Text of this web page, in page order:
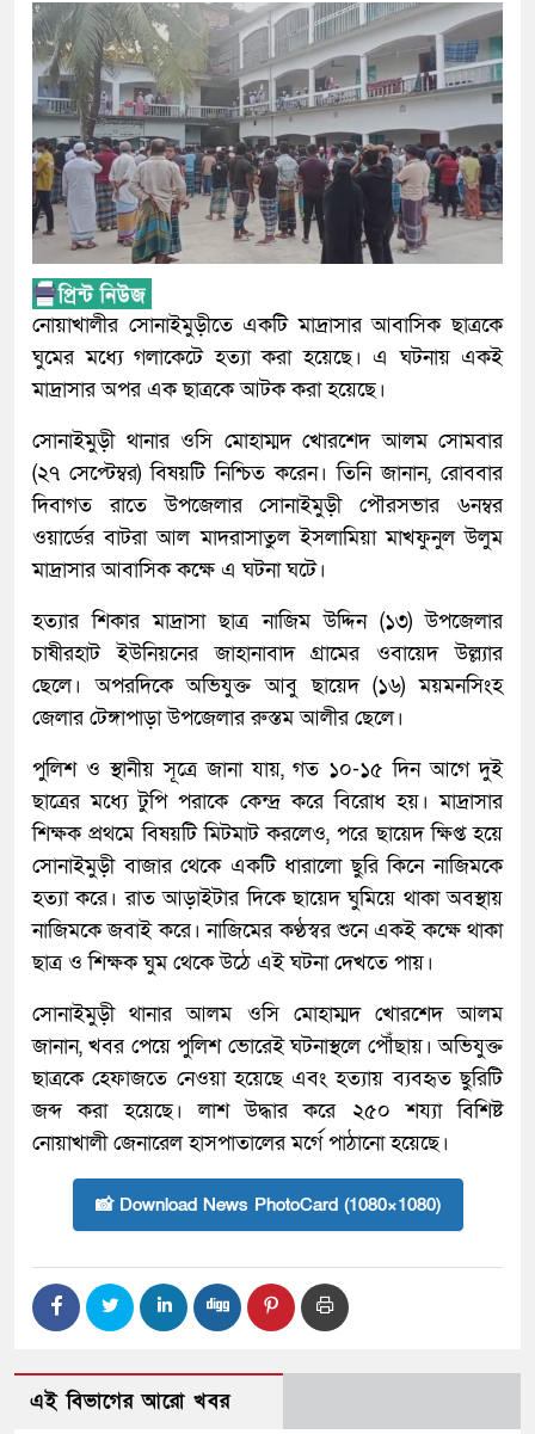
নোয়াখালীর সোনাইমুড়ীতে একটি মাদ্রাসার আবাসিক ছাত্রকে
ঘুমের মধ্যে গলাকেটে হত্যা করা হয়েছে। এ ঘটনায় একই
মাদ্রাসার অপর এক ছাত্রকে আটক করা হয়েছে।
সোনাইমুড়ী থানার ওসি মোহাম্মদ খোরশেদ আলম সোমবার
(২৭ সেপ্টেম্বর) বিষয়টি নিশ্চিত করেন। তিনি জানান, রোববার
দিবাগত রাতে উপজেলার সোনাইমুড়ী পৌরসভার ৬নম্বর
ওয়ার্ডের বাটরা আল মাদরাসাতুল ইসলামিয়া মাখফুনুল উলুম
মাদ্রাসার আবাসিক কক্ষে এ ঘটনা ঘটে।
হত্যার শিকার মাদ্রাসা ছাত্র নাজিম উদ্দিন (১৩) উপজেলার
চাষীরহাট ইউনিয়নের জাহানাবাদ গ্রামের ওবায়েদ উল্ল্যার
ছেলে। অপরদিকে অভিযুক্ত আবু ছায়েদ (১৬) ময়মনসিংহ
জেলার টেঙ্গাপাড়া উপজেলার রুস্তম আলীর ছেলে।
পুলিশ ও স্থানীয় সূত্রে জানা যায়, গত ১০-১৫ দিন আগে দুই
ছাত্রের মধ্যে টুপি পরাকে কেন্দ্র করে বিরোধ হয়। মাদ্রাসার
শিক্ষক প্রথমে বিষয়টি মিটমাট করলেও, পরে ছায়েদ ক্ষিপ্ত হয়ে
সোনাইমুড়ী বাজার থেকে একটি ধারালো ছুরি কিনে নাজিমকে
হত্যা করে। রাত আড়াইটার দিকে ছায়েদ ঘুমিয়ে থাকা অবস্থায়
নাজিমকে জবাই করে। নাজিমের কণ্ঠস্বর শুনে একই কক্ষে থাকা
ছাত্র ও শিক্ষক ঘুম থেকে উঠে এই ঘটনা দেখতে পায়।
সোনাইমুড়ী থানার আলম ওসি মোহাম্মদ খোরশেদ আলম
জানান, খবর পেয়ে পুলিশ ভোরেই ঘটনাস্থলে পৌঁছায়। অভিযুক্ত
ছাত্রকে হেফাজতে নেওয়া হয়েছে এবং হত্যায় ব্যবহৃত ছুরিটি
জব্দ করা হয়েছে। লাশ উদ্ধার করে ২৫০ শয্যা বিশিষ্ট
নোয়াখালী জেনারেল হাসপাতালের মর্গে পাঠানো হয়েছে।
📸 Download News PhotoCard (1080×1080)
এই বিভাগের আরো খবর